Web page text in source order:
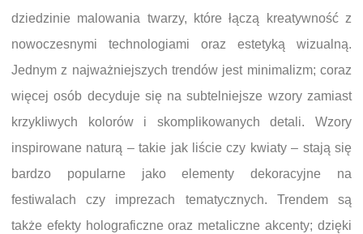
dziedzinie malowania twarzy, które łączą kreatywność z
nowoczesnymi technologiami oraz estetyką wizualną.
Jednym z najważniejszych trendów jest minimalizm; coraz
więcej osób decyduje się na subtelniejsze wzory zamiast
krzykliwych kolorów i skomplikowanych detali. Wzory
inspirowane naturą – takie jak liście czy kwiaty – stają się
bardzo popularne jako elementy dekoracyjne na
festiwalach czy imprezach tematycznych. Trendem są
także efekty holograficzne oraz metaliczne akcenty; dzięki